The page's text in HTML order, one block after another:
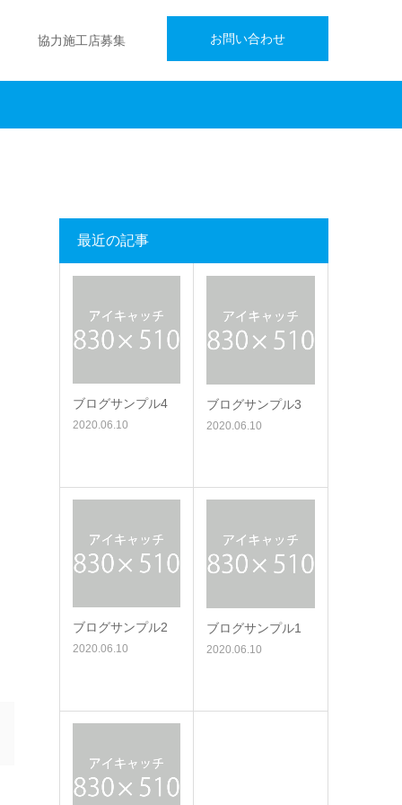
お問い合わせ
協力施工店募集
最近の記事
ブログサンプル4
2020.06.10
ブログサンプル3
2020.06.10
ブログサンプル2
2020.06.10
ブログサンプル1
2020.06.10